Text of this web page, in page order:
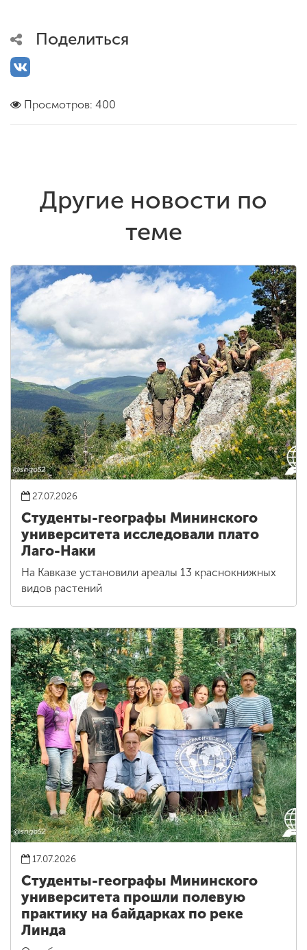
Поделиться
Просмотров: 400
Другие новости по
теме
27.07.2026
Студенты-географы Мининского
университета исследовали плато
Лаго-Наки
На Кавказе установили ареалы 13 краснокнижных
видов растений
17.07.2026
Студенты-географы Мининского
университета прошли полевую
практику на байдарках по реке
Линда